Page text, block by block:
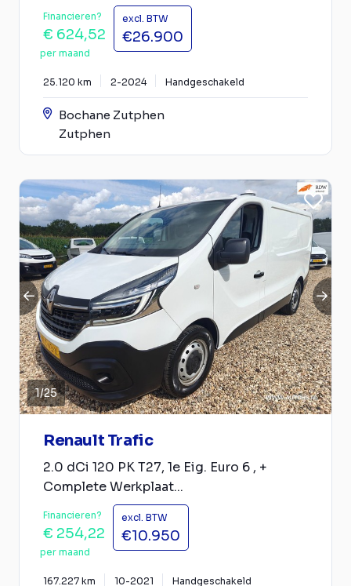
Financieren?
€ 624,52
per maand
excl. BTW
€26.900
25.120 km 2-2024 Handgeschakeld
Bochane Zutphen
Zutphen
1/25
Renault Trafic
2.0 dCi 120 PK T27, 1e Eig. Euro 6 , +
Complete Werkplaat...
Financieren?
€ 254,22
per maand
excl. BTW
€10.950
167.227 km 10-2021 Handgeschakeld